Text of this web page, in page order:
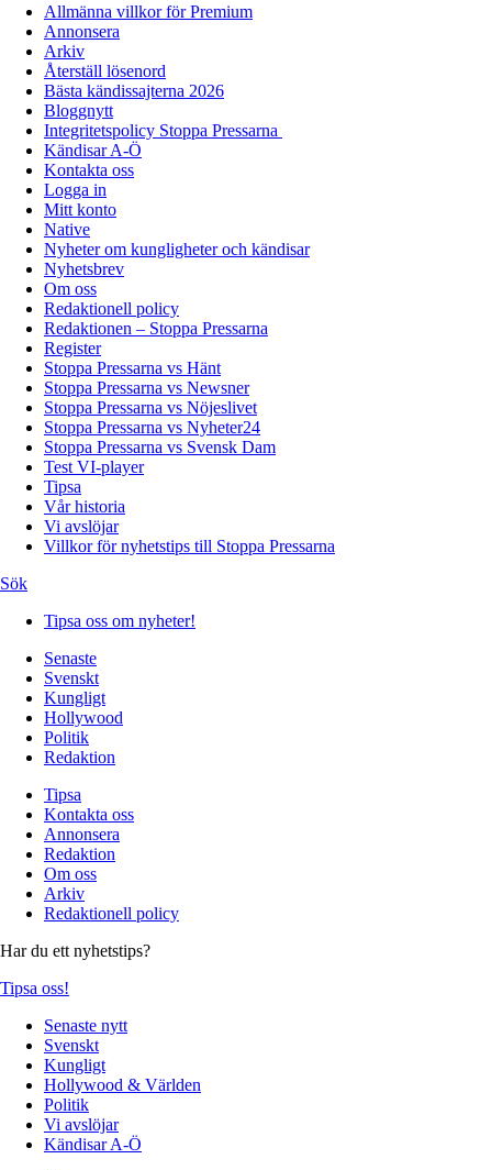
Allmänna villkor för Premium
Annonsera
Arkiv
Återställ lösenord
Bästa kändissajterna 2026
Bloggnytt
Integritetspolicy Stoppa Pressarna
Kändisar A-Ö
Kontakta oss
Logga in
Mitt konto
Native
Nyheter om kungligheter och kändisar
Nyhetsbrev
Om oss
Redaktionell policy
Redaktionen – Stoppa Pressarna
Register
Stoppa Pressarna vs Hänt
Stoppa Pressarna vs Newsner
Stoppa Pressarna vs Nöjeslivet
Stoppa Pressarna vs Nyheter24
Stoppa Pressarna vs Svensk Dam
Test VI-player
Tipsa
Vår historia
Vi avslöjar
Villkor för nyhetstips till Stoppa Pressarna
Sök
Tipsa oss om nyheter!
Senaste
Svenskt
Kungligt
Hollywood
Politik
Redaktion
Tipsa
Kontakta oss
Annonsera
Redaktion
Om oss
Arkiv
Redaktionell policy
Har du ett nyhetstips?
Tipsa oss!
Senaste nytt
Svenskt
Kungligt
Hollywood & Världen
Politik
Vi avslöjar
Kändisar A-Ö